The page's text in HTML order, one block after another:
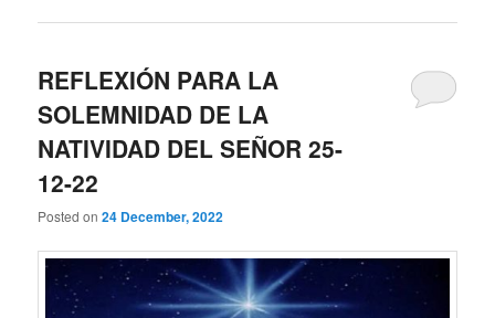
REFLEXIÓN PARA LA
SOLEMNIDAD DE LA
NATIVIDAD DEL SEÑOR 25-
12-22
Posted on24 December, 2022